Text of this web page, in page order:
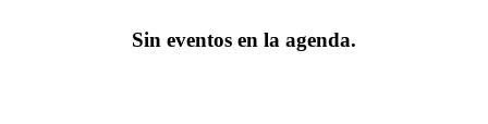
Sin eventos en la agenda.